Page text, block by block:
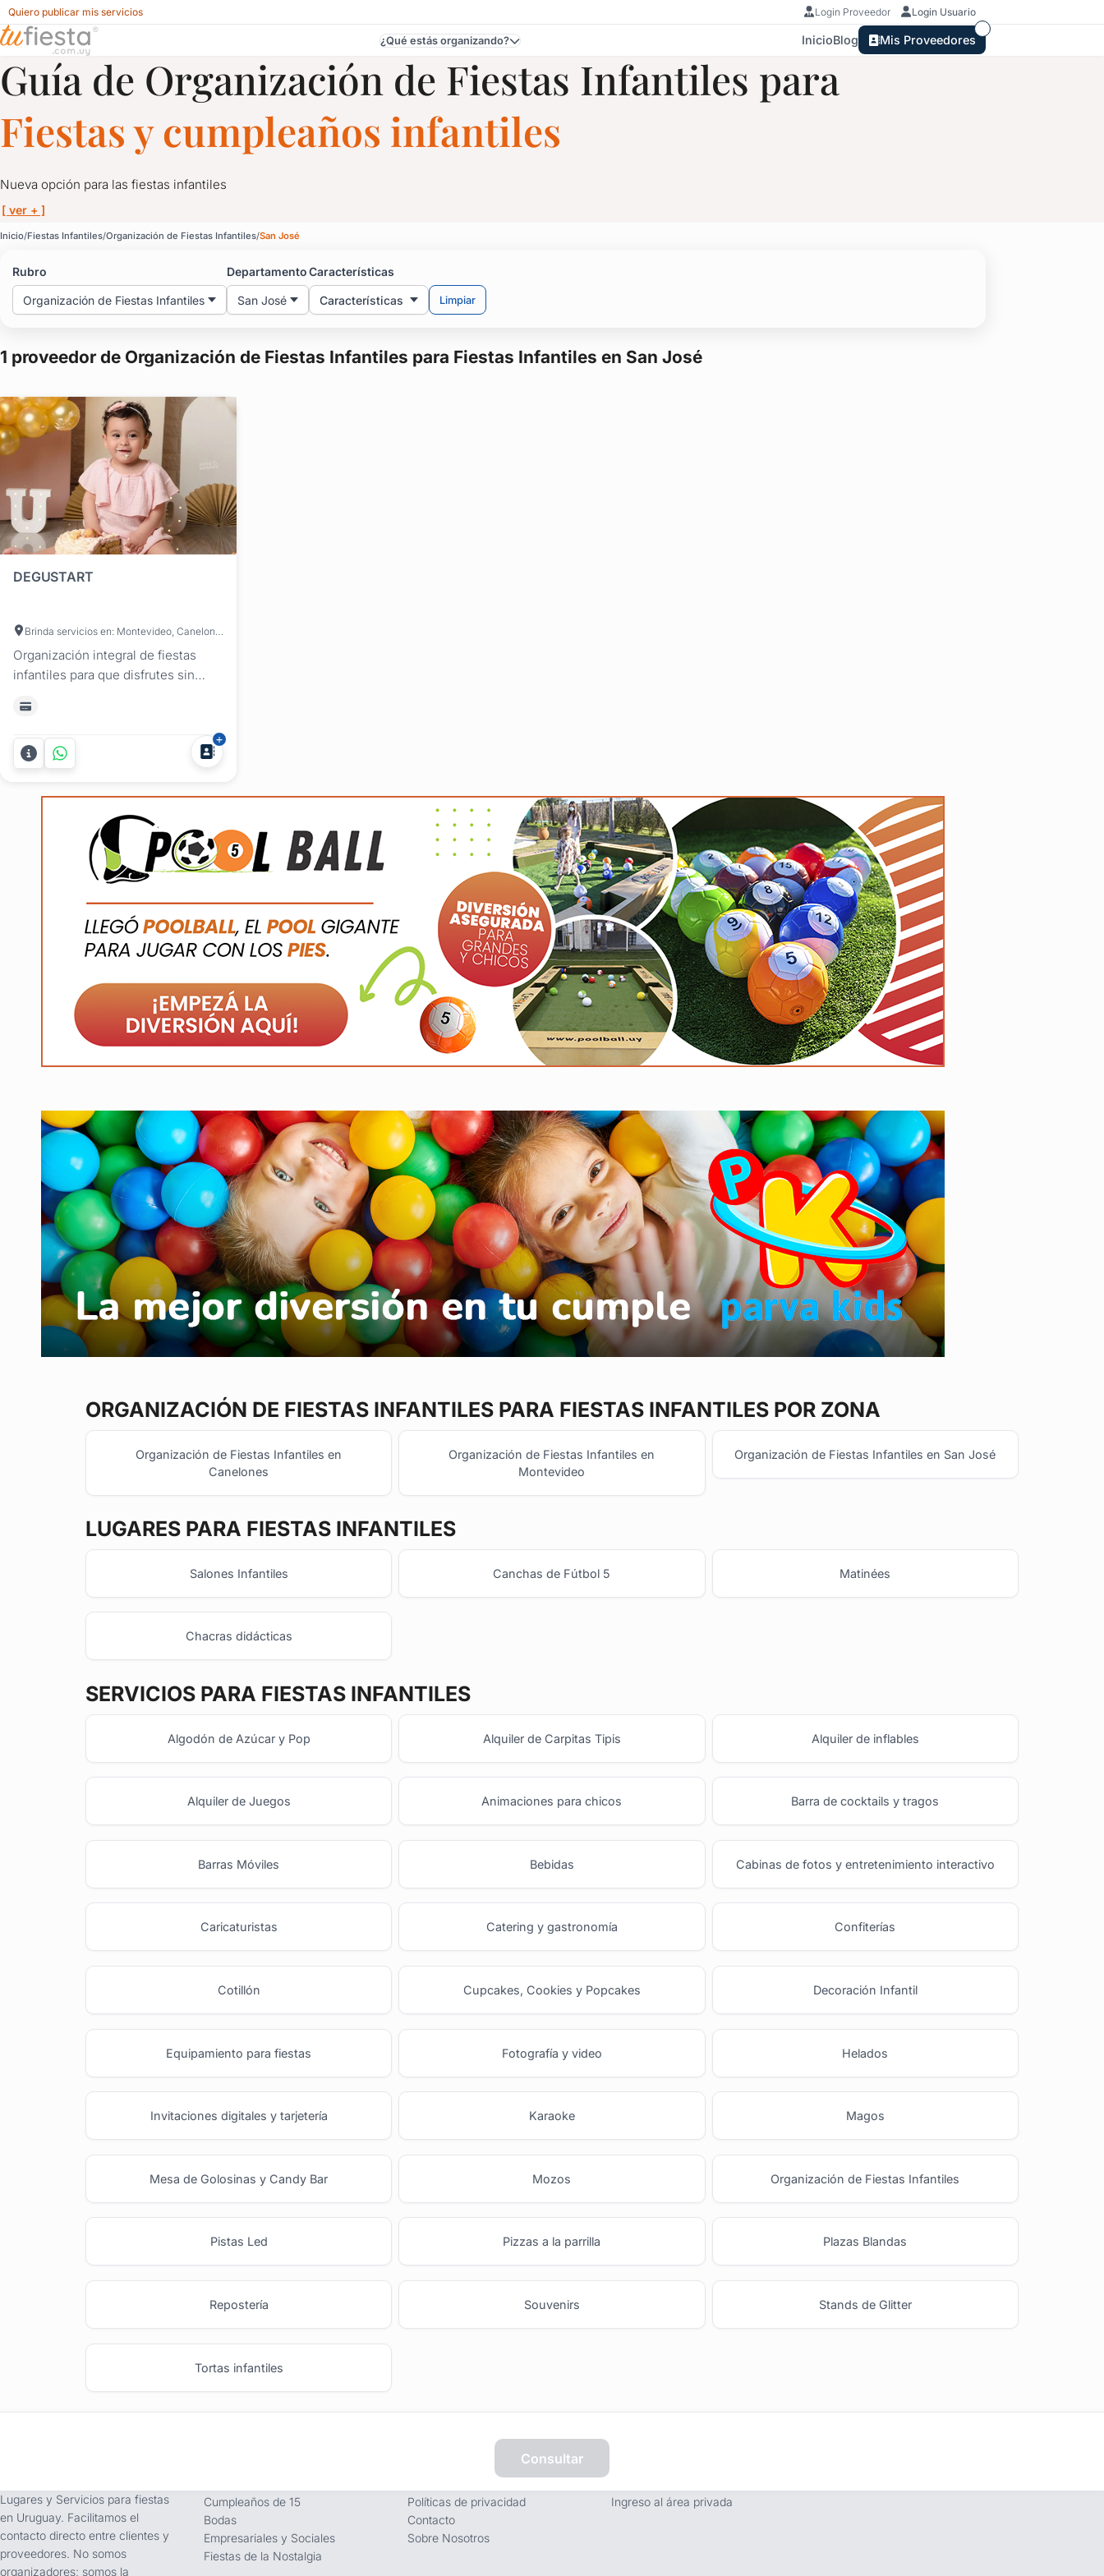
Quiero publicar mis servicios Login Proveedor Login Usuario
Organización de Fiestas Infantiles para Fiestas Infantiles en San José
¿Qué estás organizando? InicioBlog Mis Proveedores
Guía de Organización de Fiestas Infantiles para
Fiestas y cumpleaños infantiles
Nueva opción para las fiestas infantiles
[ ver + ]
Inicio Fiestas Infantiles Organización de Fiestas Infantiles San José
Rubro
Organización de Fiestas Infantiles
Departamento
San José
Características
Características Limpiar
1 proveedor de Organización de Fiestas Infantiles para Fiestas Infantiles en San José
DEGUSTART
Organización integral de fiestas
infantiles para que disfrutes sin
encargamos de cada detalle para
pequeños sea inolvidable.
Ofrecemos un servicio de
organización de fiestas infantiles
completo, adaptado a todo tipo de
ORGANIZACIÓN DE FIESTAS INFANTILES PARA FIESTAS INFANTILES POR ZONA
Organización de Fiestas Infantiles en
Canelones
Organización de Fiestas Infantiles en
Montevideo
Organización de Fiestas Infantiles en San José
LUGARES PARA FIESTAS INFANTILES
Salones Infantiles Canchas de Fútbol 5 Matinées
Chacras didácticas
SERVICIOS PARA FIESTAS INFANTILES
Algodón de Azúcar y Pop Alquiler de Carpitas Tipis Alquiler de inflables
Alquiler de Juegos Animaciones para chicos Barra de cocktails y tragos
Barras Móviles Bebidas Cabinas de fotos y entretenimiento interactivo
Caricaturistas Catering y gastronomía Confiterías
Cotillón Cupcakes, Cookies y Popcakes Decoración Infantil
Equipamiento para fiestas Fotografía y video Helados
Invitaciones digitales y tarjetería Karaoke Magos
Mesa de Golosinas y Candy Bar Mozos Organización de Fiestas Infantiles
Pistas Led Pizzas a la parrilla Plazas Blandas
Repostería Souvenirs Stands de Glitter
Tortas infantiles
Organización de Fiestas Infantiles para Fiestas Infantiles en San José
Nueva opción para las fiestas infantiles
Proveedores de organización integral.
Consultar
Lugares y Servicios para fiestas
en Uruguay. Facilitamos el
contacto directo entre clientes y
proveedores. No somos
organizadores; somos la
Cumpleaños de 15
Bodas
Empresariales y Sociales
Fiestas de la Nostalgia
Políticas de privacidad
Contacto
Sobre Nosotros
Ingreso al área privada